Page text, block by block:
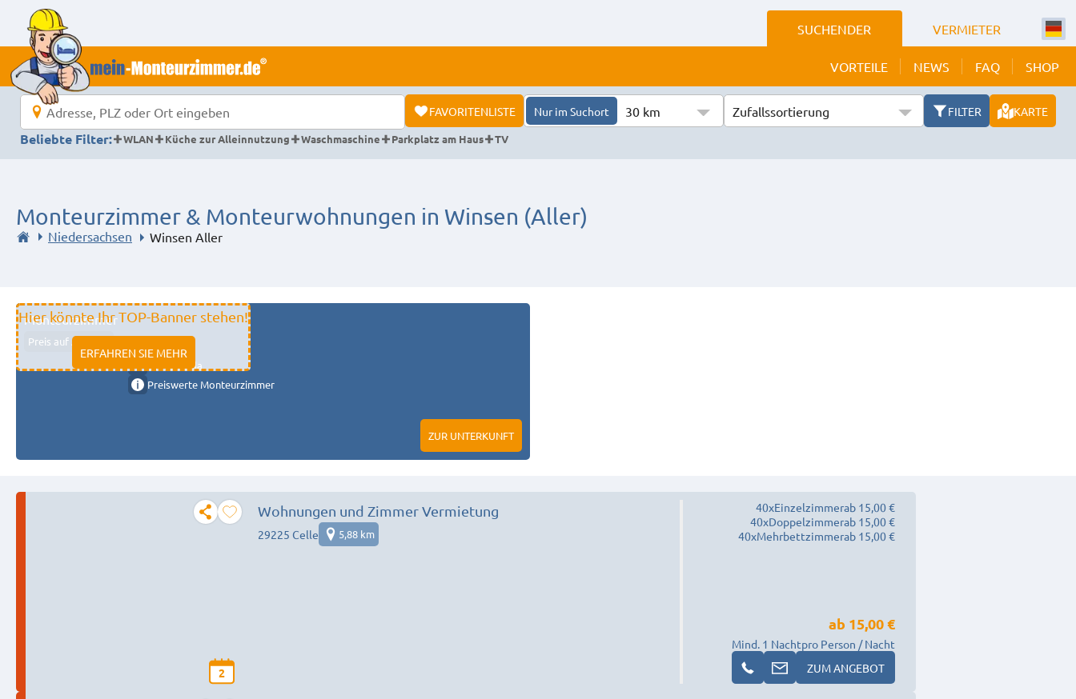
SUCHENDER VERMIETER
VORTEILE NEWS FAQ SHOP
FAVORITENLISTE Nur im Suchort 30 km Zufallssortierung FILTER
KARTE
Beliebte Filter:
WLAN Küche zur Alleinnutzung Waschmaschine Parkplatz am Haus TV
Monteurzimmer & Monteurwohnungen in Winsen (Aller)
Niedersachsen Winsen Aller
Hier könnte Ihr TOP-Banner stehen!
ERFAHREN SIE MEHR
Monteurzimmer
Preis auf Anfrage
11333 fulda
Preiswerte Monteurzimmer
ZUR UNTERKUNFT
2
Wohnungen und Zimmer Vermietung
29225 Celle 5,88 km
40xEinzelzimmerab 15,00 €
40xDoppelzimmerab 15,00 €
40xMehrbettzimmerab 15,00 €
Mind. 1 Nacht
ab 15,00 €
pro Person / Nacht
ZUM ANGEBOT